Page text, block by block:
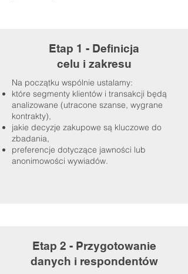
Etap 1 - Definicja
celu i zakresu
Na początku wspólnie ustalamy:
które segmenty klientów i transakcji będą
analizowane (utracone szanse, wygrane
kontrakty),
jakie decyzje zakupowe są kluczowe do
zbadania,
preferencje dotyczące jawności lub
anonimowości wywiadów.
Etap 2 - Przygotowanie
danych i respondentów